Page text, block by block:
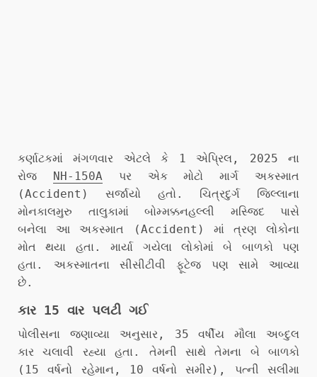
કર્ણાટકમાં મંગળવાર એટલે કે 1 એપ્રિલ, 2025 ના
રોજ NH-150Aપર એક મોટો માર્ગ અકસ્માત
(Accident) સર્જાયો હતો. ચિત્રદુર્ગ જિલ્લાના
મોનકાલમુરુ તાલુકામાં બોમ્મક્કનહલ્લી મસ્જિદ પાસે
બનેલા આ અકસ્માત (Accident) માં ત્રણ લોકોના
મોત થયા હતા. માર્યા ગયેલા લોકોમાં બે બાળકો પણ
હતા. અકસ્માતના સીસીટીવી ફૂટેજ પણ સામે આવ્યા
છે.
કાર 15 વાર પલટી ગઈ
પોલીસના જણાવ્યા અનુસાર, 35 વર્ષીય મૌલા અબ્દુલ
કાર ચલાવી રહ્યા હતા. તેમની સાથે તેમના બે બાળકો
(15 વર્ષનો રહેમાન, 10 વર્ષનો સમીર), પત્ની સલીમા